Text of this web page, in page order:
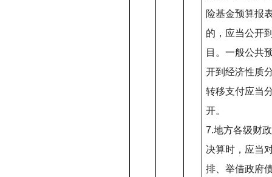
险基金预算报
的，应当公开
目。一般公共
开到经济性质
转移支付应当
开。
7.地方各级财
决算时，应当
排、举借政府